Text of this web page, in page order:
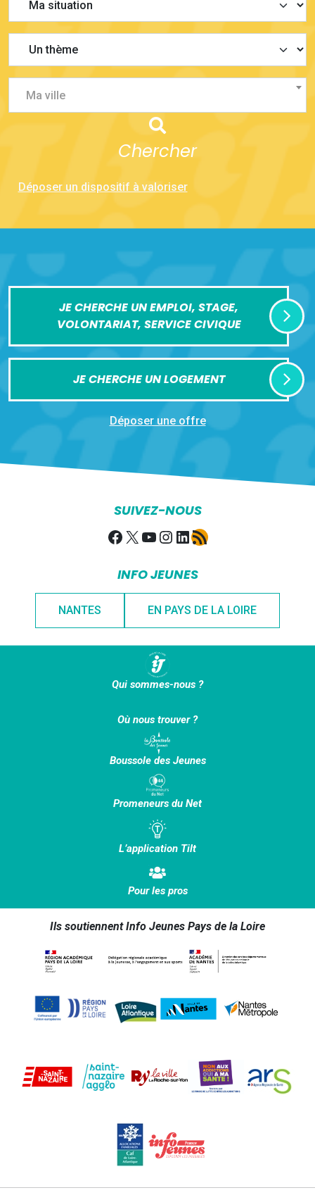
Ma ville
Chercher
Déposer un dispositif à valoriser
JE CHERCHE UN EMPLOI, STAGE,
VOLONTARIAT, SERVICE CIVIQUE
JE CHERCHE UN LOGEMENT
Déposer une offre
SUIVEZ-NOUS
Facebook
X YouTube
Instagram
LinkedIn
Flux RSS
INFO JEUNES
NANTES EN PAYS DE LA LOIRE
Qui sommes-nous ?
Où nous trouver ?
Boussole des Jeunes
Promeneurs du Net
L’application Tilt
Pour les pros
Ils soutiennent Info Jeunes Pays de la Loire